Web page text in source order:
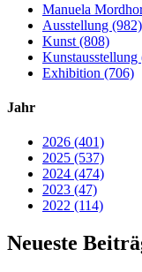
Manuela
Ausstellung (982)
Kunst (808)
Kunstausstellung
Exhibition (706)
Jahr
2026 (401)
2025 (537)
2024 (474)
2023 (47)
2022 (114)
Neueste